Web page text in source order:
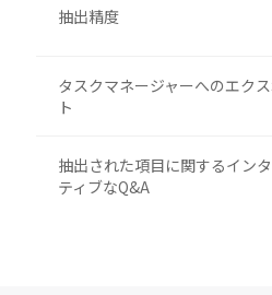
抽出精度
タスクマネージャーへのエク
ト
抽出された項目に関するイン
ティブなQ&A